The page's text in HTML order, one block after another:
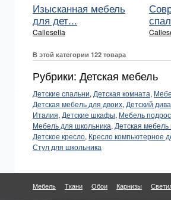
Изысканная мебель
для дет...
Callesella
В этой категории 122 товара
Рубрики: Детская мебель
Детские спальни, Детская комната,
Детская мебель для двоих, Детский
Италия, Детские шкафы, Мебель
Мебель для школьника, Детская мебель
Детское кресло, Кресло компьютерное
Стул для школьника
Мебель Ткани Обои Карнизы